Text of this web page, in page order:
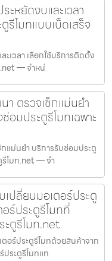
ะหยัดงบและเวลา
รีโมทแบบเบ็ดเสร็จ
ะเวลา เลือกใช้บริการติดตั้ง
.net — จำหน่
า ตรวจเช็กแม่นยำ
อมประตูรีโมทเฉพาะ
แม่นยำ บริการรับซ่อมประตู
รีโมท.net — จำ
ปลี่ยนมอเตอร์ประตู
ร์ประตูรีโมทที่
ะตูรีโมท.net
อร์ประตูรีโมทด้วยสินค้าจาก
ประตูรีโมทแท